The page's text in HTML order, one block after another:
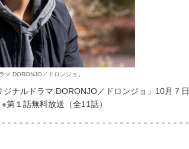
マ DORONJO／ドロンジョ」
ナルドラマ DORONJO／ドロンジョ」10月７日
１話無料放送（全11話）